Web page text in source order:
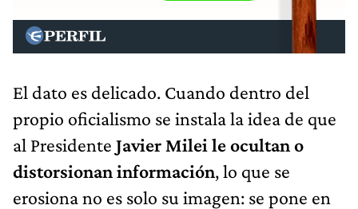
El dato es delicado. Cuando dentro del
propio oficialismo se instala la idea de que
al Presidente Javier Milei le ocultan o
distorsionan información, lo que se
erosiona no es solo su imagen: se pone en